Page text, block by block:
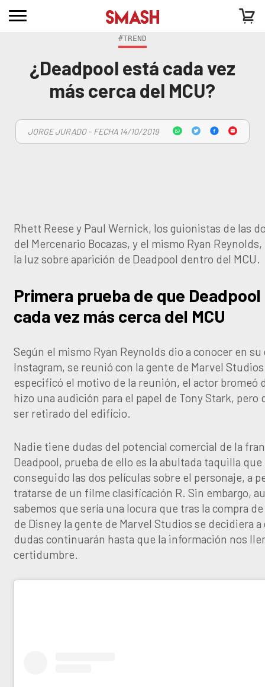
#TREND
¿Deadpool está cada vez
más cerca del MCU?
JORGE JURADO - FECHA 14/10/2019
Rhett Reese y Paul Wernick, los guionistas de las
del Mercenario Bocazas, y el mismo Ryan
la luz sobre aparición de Deadpool dentro del MCU.
Primera prueba de que
cada vez más cerca del MCU
Según el mismo Ryan Reynolds dio a conocer en
Instagram, se reunió con la gente de Marvel
especificó el motivo de la reunión, el actor bromeó
hizo una audición para el papel de Tony Stark, pero
ser retirado del edificio.
Nadie tiene dudas del potencial comercial de la
Deadpool, prueba de ello es la abultada taquilla que
conseguido las dos películas sobre el personaje, a
tratarse de un filme clasificación R. Sin embargo,
sabemos que sería una locura que tras la compra
de Disney la gente de Marvel Studios se decidiera a
dudas continuarán hasta que la información nos
certidumbre.